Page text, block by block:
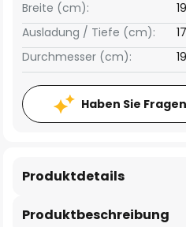
Breite (cm): 19
Ausladung / Tiefe (cm):
17
Durchmesser (cm):
19
Haben Sie
Produktbeschreibung
Produktdetails